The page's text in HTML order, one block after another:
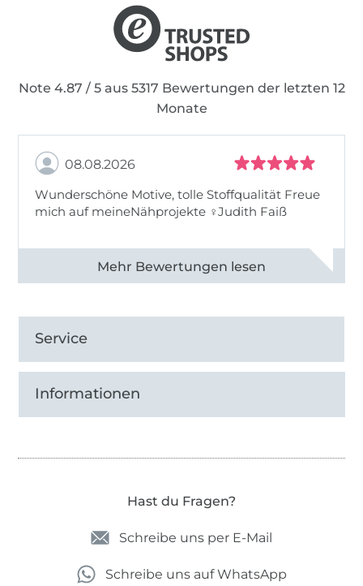
und gerade deshalb auch gut sitzen.
Mir wurde einmal von einer meiner
positives Lebensgefühl zum Anziehen!
Und nun ermögliche ich mit dieser
Homepage Hobbyschneiderinnen sich ihr
ganz eigenes positives Lebensgefühl zu
verwirklichen!
Note 4.87 / 5 aus 5317 Bewertungen der letzten 12
Monate
08.08.2026
Wunderschöne Motive, tolle Stoffqualität Freue
mich auf meineNähprojekte ♀Judith Faiß
Alle 82990 Bewertungen ansehen
Service
Informationen
Hast du Fragen?
Schreibe uns per E-Mail
Schreibe uns auf WhatsApp